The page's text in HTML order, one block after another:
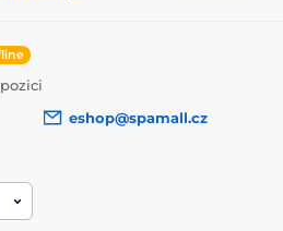
eshop@spamall.cz